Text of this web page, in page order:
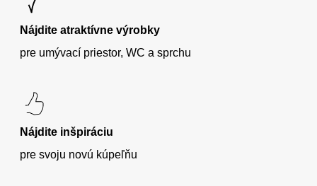
Nájdite atraktívne výrobky
pre umývací priestor, WC a sprchu
Nájdite inšpiráciu
pre svoju novú kúpeľňu